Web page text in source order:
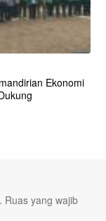
Ekonomi
Ruas yang wajib